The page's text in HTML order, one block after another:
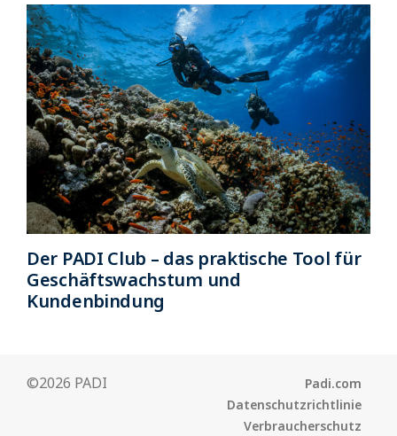
Der PADI Club – das praktische Tool für
Geschäftswachstum und
Kundenbindung
©2026 PADI
Padi.com
Datenschutzrichtlinie
Verbraucherschutz